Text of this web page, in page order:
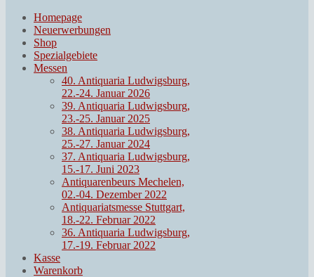
Homepage
Neuerwerbungen
Shop
Spezialgebiete
Messen
40. Antiquaria Ludwigsburg,
22.-24. Januar 2026
39. Antiquaria Ludwigsburg,
23.-25. Januar 2025
38. Antiquaria Ludwigsburg,
25.-27. Januar 2024
37. Antiquaria Ludwigsburg,
15.-17. Juni 2023
Antiquarenbeurs Mechelen,
02.-04. Dezember 2022
Antiquariatsmesse Stuttgart,
18.-22. Februar 2022
36. Antiquaria Ludwigsburg,
17.-19. Februar 2022
Kasse
Warenkorb